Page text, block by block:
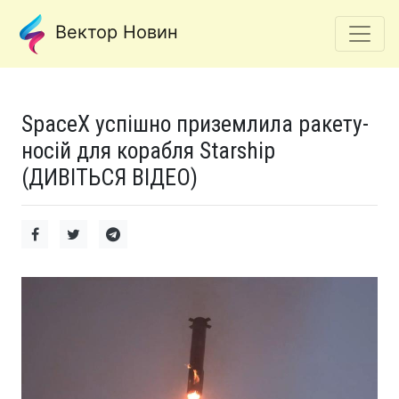
Вектор Новин
SpaceX успішно приземлила ракету-
носій для корабля Starship
(ДИВІТЬСЯ ВІДЕО)